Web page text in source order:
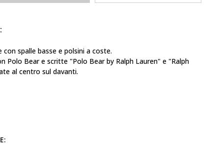
con spalle basse e polsini a coste.
Polo Bear e scritte "Polo Bear by Ralph Lauren" e "Ralph
al centro sul davanti.